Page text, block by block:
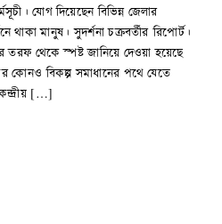
যোগ দিয়েছেন বিভিন্ন জেলার
থাকা মানুষ। সুদর্শনা চক্রবর্তীর রিপোর্ট।
থেকে স্পষ্ট জানিয়ে দেওয়া হয়েছে
কোনও বিকল্প সমাধানের পথে যেতে
[…]